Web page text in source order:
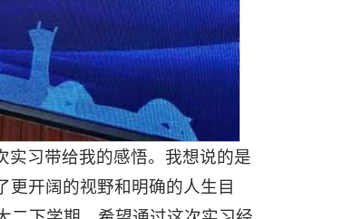
实习带给我的感悟。我想说的是
更开阔的视野和明确的人生目